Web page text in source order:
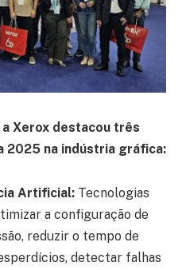
Xerox destacou três
2025 na indústria gráfica:
Artificial: Tecnologias
a configuração de
reduzir o tempo de
detectar falhas